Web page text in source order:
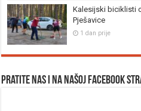
Kalesijski biciklisti
Pješavice
1 dan prije
Pratite nas i na našoj facebook